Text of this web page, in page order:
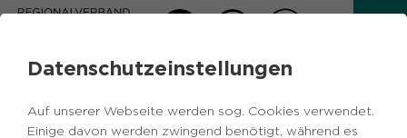
Datenschutzeinstellungen
Auf unserer Webseite werden sog. Cookies verwendet.
Einige davon werden zwingend benötigt, während es